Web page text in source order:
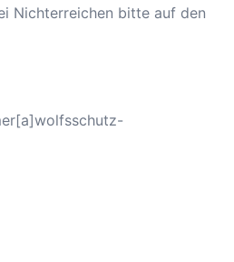
Nichterreichen bitte auf den